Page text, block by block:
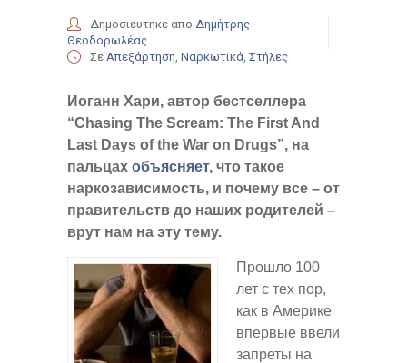
Δημοσιευτηκε απο Δημήτρης
Θεοδορωλέας
Σε Απεξάρτηση Ναρκωτικά Στήλες
Иоганн Хари, автор бестселлера
“Chasing The Scream: The First And
Last Days of the War on Drugs”, на
пальцах объясняет, что такое
наркозависимость, и почему все – от
правительств до наших родителей –
врут нам на эту тему.
Прошло 100
лет с тех пор,
как в Америке
впервые ввели
запреты на